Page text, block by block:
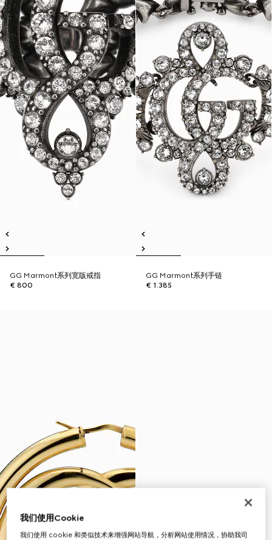
GG Marmont系列宽版戒指
€ 800
GG Marmont系列手链
€ 1.385
我们使用Cookie
我们使用 cookie 和类似技术来增强网站导航，分析网站使用情况，协助我司